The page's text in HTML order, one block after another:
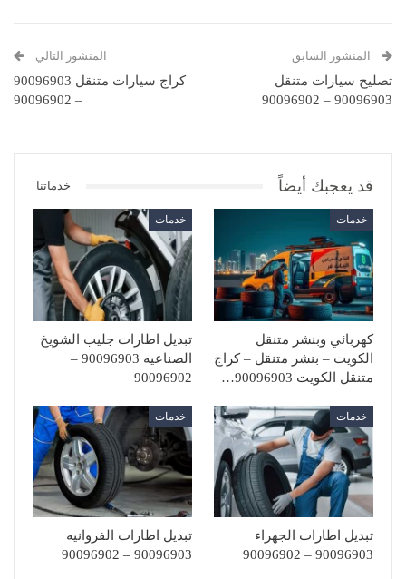
المنشور السابق
تصليح سيارات متنقل
90096903 – 90096902
المنشور التالي
كراج سيارات متنقل 90096903
– 90096902
قد يعجبك أيضاً خدماتنا
خدمات
كهربائي وبنشر متنقل
الكويت – بنشر متنقل – كراج
متنقل الكويت 90096903…
خدمات
تبديل اطارات جليب الشويخ
الصناعيه 90096903 –
90096902
خدمات
تبديل اطارات الجهراء
90096903 – 90096902
خدمات
تبديل اطارات الفروانيه
90096903 – 90096902